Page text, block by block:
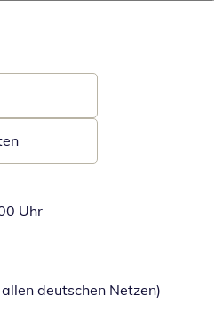
Uhr
deutschen Netzen)